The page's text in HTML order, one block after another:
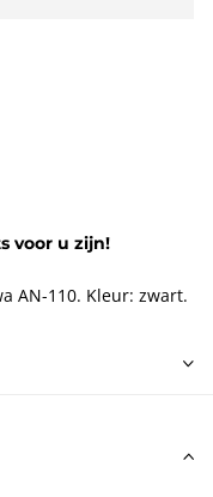
voor u zijn!
AN-110. Kleur: zwart.